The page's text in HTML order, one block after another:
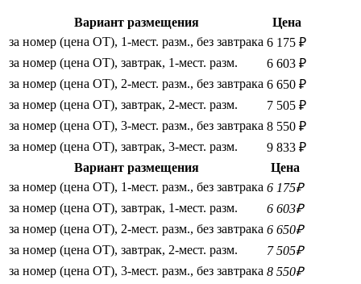
Вариант размещения
Цена
за номер (цена ОТ), 1-мест. разм., без завтрака 6 175 ₽
за номер (цена ОТ), завтрак, 1-мест. разм.
6 603 ₽
за номер (цена ОТ), 2-мест. разм., без завтрака 6 650 ₽
за номер (цена ОТ), завтрак, 2-мест. разм.
7 505 ₽
за номер (цена ОТ), 3-мест. разм., без завтрака 8 550 ₽
за номер (цена ОТ), завтрак, 3-мест. разм.
9 833 ₽
Вариант размещения
Цена
за номер (цена ОТ), 1-мест. разм., без завтрака 6 175₽
за номер (цена ОТ), завтрак, 1-мест. разм.
6 603₽
за номер (цена ОТ), 2-мест. разм., без завтрака 6 650₽
за номер (цена ОТ), завтрак, 2-мест. разм.
7 505₽
за номер (цена ОТ), 3-мест. разм., без завтрака 8 550₽